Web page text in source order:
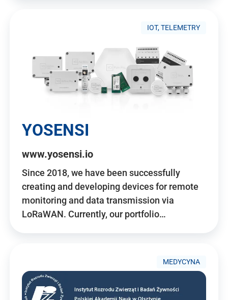
IOT, TELEMETRY
YOSENSI
www.yosensi.io
Since 2018, we have been successfully
creating and developing devices for remote
monitoring and data transmission via
LoRaWAN. Currently, our portfolio…
MEDYCYNA